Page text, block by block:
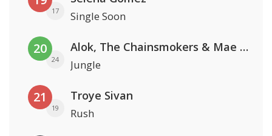
17 Single Soon
20
24
Alok, The Chainsmokers & Mae Stephens
Jungle
21
19
Troye Sivan
Rush